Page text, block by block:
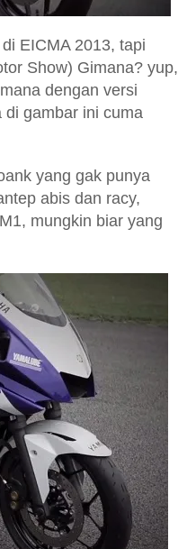
EICMA 2013, tapi
Show) Gimana? yup,
dengan versi
di gambar ini cuma
yang gak punya
abis dan racy,
mungkin biar yang